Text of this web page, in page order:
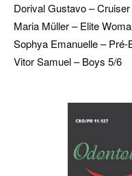
Dorival Gustavo –
Maria Müller – Elite
Sophya Emanuelle – Pré-
Vitor Samuel – Boys 5/6